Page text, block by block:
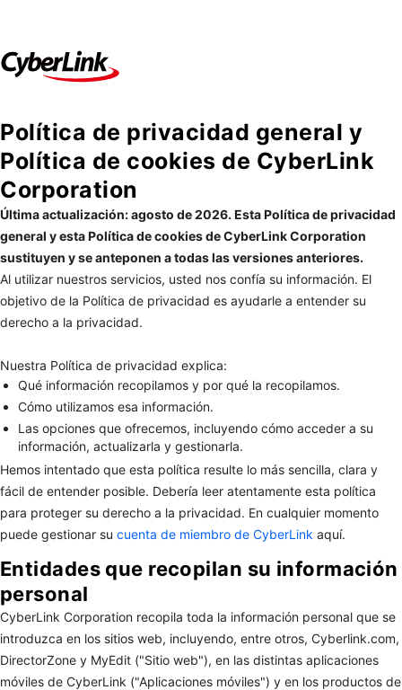
Política de privacidad general y
Política de cookies de CyberLink
Corporation
Última actualización: agosto de 2026. Esta Política de privacidad
general y esta Política de cookies de CyberLink Corporation
sustituyen y se anteponen a todas las versiones anteriores.
Al utilizar nuestros servicios, usted nos confía su información. El
objetivo de la Política de privacidad es ayudarle a entender su
derecho a la privacidad.
Nuestra Política de privacidad explica:
Qué información recopilamos y por qué la recopilamos.
Cómo utilizamos esa información.
Las opciones que ofrecemos, incluyendo cómo acceder a su
información, actualizarla y gestionarla.
Hemos intentado que esta política resulte lo más sencilla, clara y
fácil de entender posible. Debería leer atentamente esta política
para proteger su derecho a la privacidad. En cualquier momento
puede gestionar su cuenta de miembro de CyberLink aquí.
Entidades que recopilan su información
personal
CyberLink Corporation recopila toda la información personal que se
introduzca en los sitios web, incluyendo, entre otros, Cyberlink.com,
DirectorZone y MyEdit ("Sitio web"), en las distintas aplicaciones
móviles de CyberLink ("Aplicaciones móviles") y en los productos de